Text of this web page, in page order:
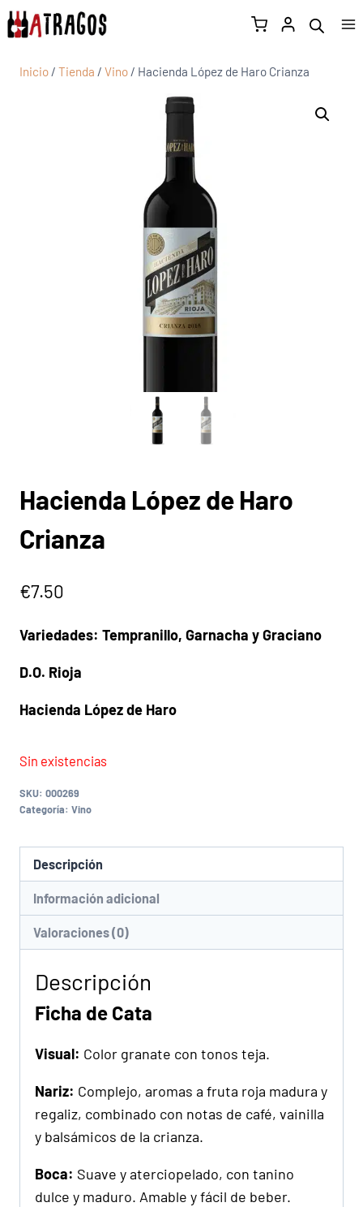
Inicio / Tienda / Vino / Hacienda López de Haro Crianza
Hacienda López de Haro
Crianza
€7.50
Variedades: Tempranillo, Garnacha y Graciano
D.O. Rioja
Hacienda López de Haro
Sin existencias
SKU: 000269
Categoría: Vino
Descripción
Información adicional
Valoraciones (0)
Descripción
Ficha de Cata
Visual: Color granate con tonos teja.
Nariz: Complejo, aromas a fruta roja madura y
regaliz, combinado con notas de café, vainilla
y balsámicos de la crianza.
Boca: Suave y aterciopelado, con tanino
dulce y maduro. Amable y fácil de beber.